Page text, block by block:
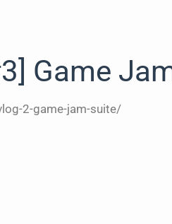
Game
2-game-jam-suite/